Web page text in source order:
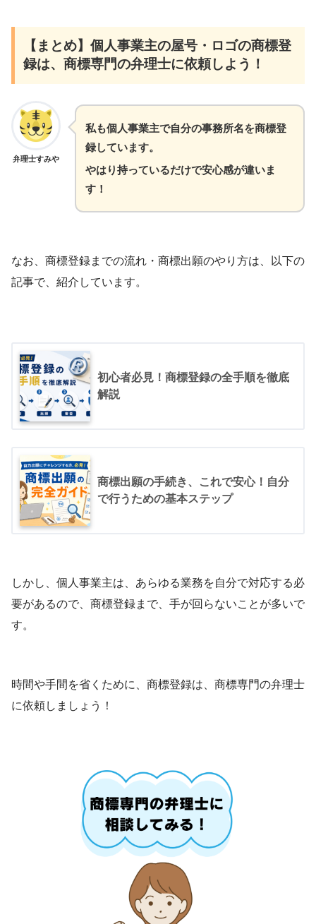
【まとめ】個人事業主の屋号・ロゴの商標登
録は、商標専門の弁理士に依頼しよう！
弁理士すみや
私も個人事業主で自分の事務所名を商標登
録しています。
やはり持っているだけで安心感が違いま
す！
なお、商標登録までの流れ・商標出願のやり方は、以下の
記事で、紹介しています。
初心者必見！商標登録の全手順を徹底
解説
商標出願の手続き、これで安心！自分
で行うための基本ステップ
しかし、個人事業主は、あらゆる業務を自分で対応する必
要があるので、商標登録まで、手が回らないことが多いで
す。
時間や手間を省くために、商標登録は、商標専門の弁理士
に依頼しましょう！